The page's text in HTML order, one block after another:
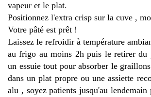
vapeur et le plat.
Positionnez l'extra crisp sur la cuve ,
Votre pâté est prêt !
Laissez le refroidir à température
au frigo au moins 2h puis le retirer du
un essuie tout pour absorber le
dans un plat propre ou une assiette
alu , soyez patients jusqu'au